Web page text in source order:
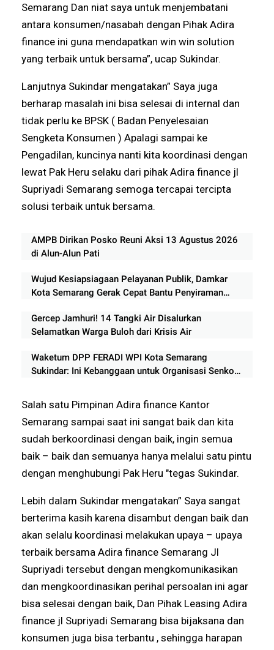
Semarang Dan niat saya untuk menjembatani
antara konsumen/nasabah dengan Pihak Adira
finance ini guna mendapatkan win win solution
yang terbaik untuk bersama”, ucap Sukindar.
Lanjutnya Sukindar mengatakan” Saya juga
berharap masalah ini bisa selesai di internal dan
tidak perlu ke BPSK ( Badan Penyelesaian
Sengketa Konsumen ) Apalagi sampai ke
Pengadilan, kuncinya nanti kita koordinasi dengan
lewat Pak Heru selaku dari pihak Adira finance jl
Supriyadi Semarang semoga tercapai tercipta
solusi terbaik untuk bersama.
AMPB Dirikan Posko Reuni Aksi 13 Agustus 2026
di Alun-Alun Pati
Wujud Kesiapsiagaan Pelayanan Publik, Damkar
Kota Semarang Gerak Cepat Bantu Penyiraman
Gercep Jamhuri! 14 Tangki Air Disalurkan
Selamatkan Warga Buloh dari Krisis Air
Waketum DPP FERADI WPI Kota Semarang
Sukindar: Ini Kebanggaan untuk Organisasi Senkom
Salah satu Pimpinan Adira finance Kantor
Semarang sampai saat ini sangat baik dan kita
sudah berkoordinasi dengan baik, ingin semua
baik – baik dan semuanya hanya melalui satu pintu
dengan menghubungi Pak Heru "tegas Sukindar.
Lebih dalam Sukindar mengatakan” Saya sangat
berterima kasih karena disambut dengan baik dan
akan selalu koordinasi melakukan upaya – upaya
terbaik bersama Adira finance Semarang Jl
Supriyadi tersebut dengan mengkomunikasikan
dan mengkoordinasikan perihal persoalan ini agar
bisa selesai dengan baik, Dan Pihak Leasing Adira
finance jl Supriyadi Semarang bisa bijaksana dan
konsumen juga bisa terbantu , sehingga harapan